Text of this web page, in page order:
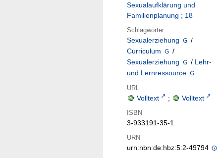
Sexualaufklärung und
Familienplanung ; 18
Schlagwörter
Sexualerziehung
/
Curriculum
/
Sexualerziehung
/ Lehr-
und Lernressource
URL
Volltext ; Volltext
ISBN
3-933191-35-1
URN
urn:nbn:de:hbz:5:2-49794